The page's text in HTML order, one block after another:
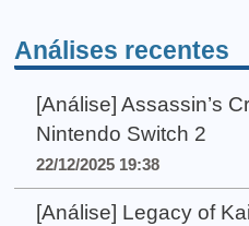
Análises recentes
[Análise] Assassin’s
Nintendo Switch 2
22/12/2025 19:38
[Análise] Legacy of